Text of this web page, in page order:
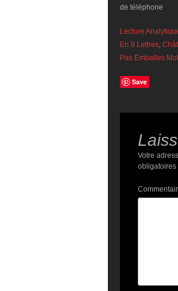
de téléphone
Lecture
En 9 Lettres,
Pas Emballes
Save
Votre
obligatoires